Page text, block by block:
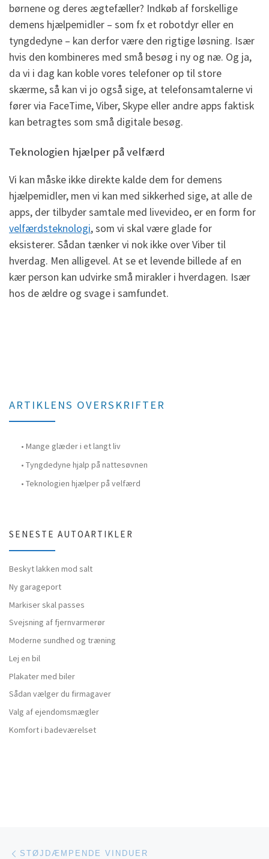
børnene og deres ægtefæller? Indkøb af forskellige
demens hjælpemidler – som fx et robotdyr eller en
tyngdedyne – kan derfor være den rigtige løsning. Især
hvis den kombineres med små besøg i ny og næ. Og ja,
da vi i dag kan koble vores telefoner op til store
skærme, så kan vi jo også sige, at telefonsamtalerne vi
fører via FaceTime, Viber, Skype eller andre apps faktisk
kan betragtes som små digitale besøg.
Teknologien hjælper på velfærd
Vi kan måske ikke direkte kalde dem for demens
hjælpemidler, men vi kan med sikkerhed sige, at alle de
apps, der tilbyder samtale med livevideo, er en form for
velfærdsteknologi, som vi skal være glade for
eksisterer. Sådan tænker vi nok ikke over Viber til
hverdag. Men alligevel. At se et levende billede af en
kær person kan udvirke små mirakler i hverdagen. Især
hos de ældre og svage i samfundet.
ARTIKLENS OVERSKRIFTER
Mange glæder i et langt liv
Tyngdedyne hjalp på nattesøvnen
Teknologien hjælper på velfærd
SENESTE AUTOARTIKLER
Beskyt lakken mod salt
Ny garageport
Markiser skal passes
Svejsning af fjernvarmerør
Moderne sundhed og træning
Lej en bil
Plakater med biler
Sådan vælger du firmagaver
Valg af ejendomsmægler
Komfort i badeværelset
STØJDÆMPENDE VINDUER